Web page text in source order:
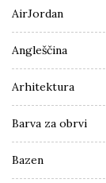
AirJordan
Angleščina
Arhitektura
Barva za obrvi
Bazen